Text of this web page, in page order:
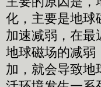
化，主要是地球
加速减弱，在最
地球磁场的减弱
加，就会导致地